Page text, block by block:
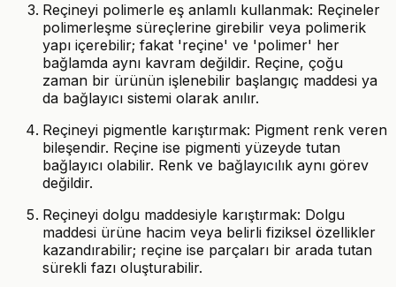
Reçineyi polimerle eş anlamlı kullanmak: Reçineler
polimerleşme süreçlerine girebilir veya polimerik
yapı içerebilir; fakat 'reçine' ve 'polimer' her
bağlamda aynı kavram değildir. Reçine, çoğu
zaman bir ürünün işlenebilir başlangıç maddesi ya
da bağlayıcı sistemi olarak anılır.
Reçineyi pigmentle karıştırmak: Pigment renk veren
bileşendir. Reçine ise pigmenti yüzeyde tutan
bağlayıcı olabilir. Renk ve bağlayıcılık aynı görev
değildir.
Reçineyi dolgu maddesiyle karıştırmak: Dolgu
maddesi ürüne hacim veya belirli fiziksel özellikler
kazandırabilir; reçine ise parçaları bir arada tutan
sürekli fazı oluşturabilir.